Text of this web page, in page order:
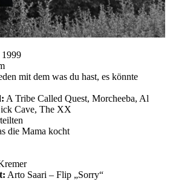
1999
mit dem was du hast, es könnte
A Tribe Called Quest, Morcheeba, Al
Cave, The XX
die Mama kocht
Arto Saari – Flip „Sorry“